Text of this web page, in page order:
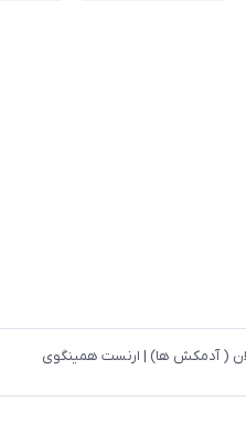
( آدمکش ها) | ارنست همینگوی